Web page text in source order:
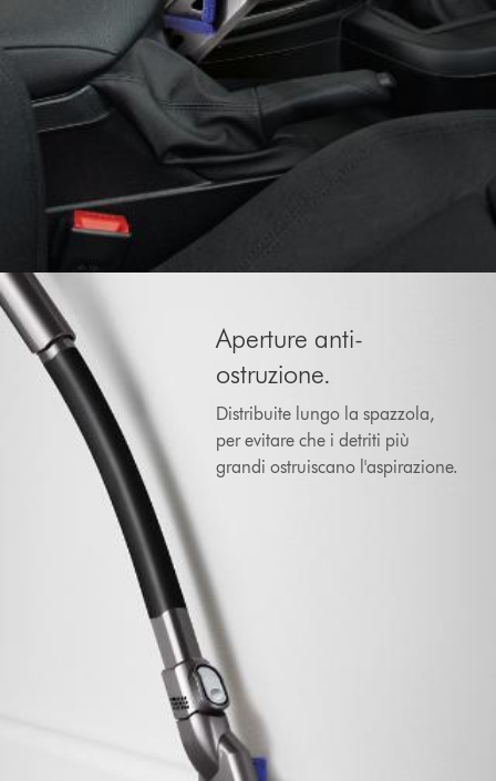
Aperture anti-
ostruzione.
Distribuite lungo la spazzola,
per evitare che i detriti più
grandi ostruiscano l'aspirazione.